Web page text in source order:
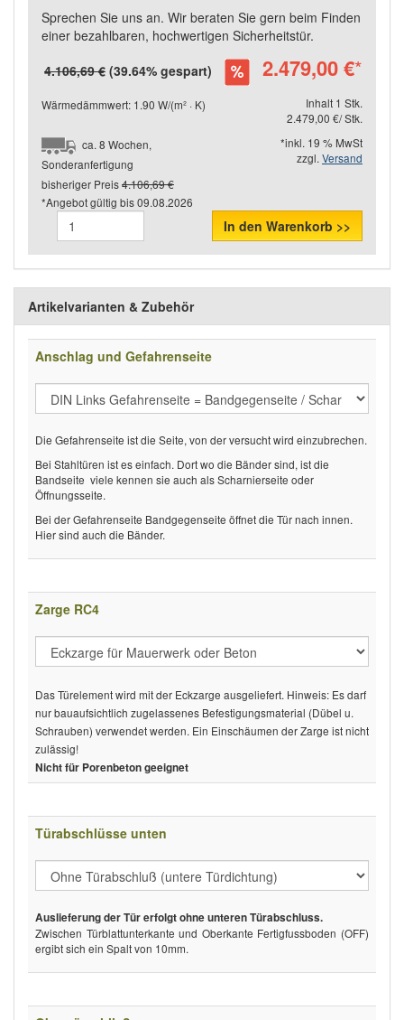
Sprechen Sie uns an. Wir beraten Sie gern beim Finden
einer bezahlbaren, hochwertigen Sicherheitstür.
4.106,69 € (39.64% gespart) 2.479,00 €*
Wärmedämmwert: 1.90 W/(m² · K)
Inhalt 1 Stk.
2.479,00 €/ Stk.
ca. 8 Wochen,
Sonderanfertigung
*inkl. 19 % MwSt
zzgl. Versand
bisheriger Preis4.106,69 €
*Angebot gültig bis09.08.2026
In den Warenkorb >>
Artikelvarianten & Zubehör
Anschlag und Gefahrenseite
Die Gefahrenseite ist die Seite, von der versucht wird einzubrechen.
Bei Stahltüren ist es einfach. Dort wo die Bänder sind, ist die
Bandseite  viele kennen sie auch als Scharnierseite oder
Öffnungsseite.
Bei der Gefahrenseite Bandgegenseite öffnet die Tür nach innen.
Hier sind auch die Bänder.
Zarge RC4
Das Türelement wird mit der Eckzarge ausgeliefert. Hinweis: Es darf
nur bauaufsichtlich zugelassenes Befestigungsmaterial (Dübel u.
Schrauben) verwendet werden. Ein Einschäumen der Zarge ist nicht
zulässig!
Nicht für Porenbeton geeignet
Türabschlüsse unten
Auslieferung der Tür erfolgt ohne unteren Türabschluss.
Zwischen Türblattunterkante und Oberkante Fertigfussboden (OFF)
ergibt sich ein Spalt von 10mm.